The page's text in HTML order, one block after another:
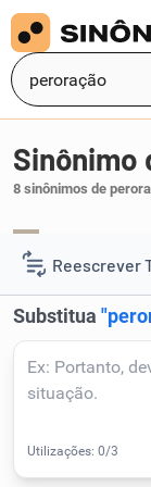
Reescrever
Resumir
Corrigir Texto
Detector de IA
Sinônimo
8 sinônimos de